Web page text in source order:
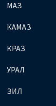
МАЗ
КАМАЗ
КРАЗ
УРАЛ
ЗИЛ